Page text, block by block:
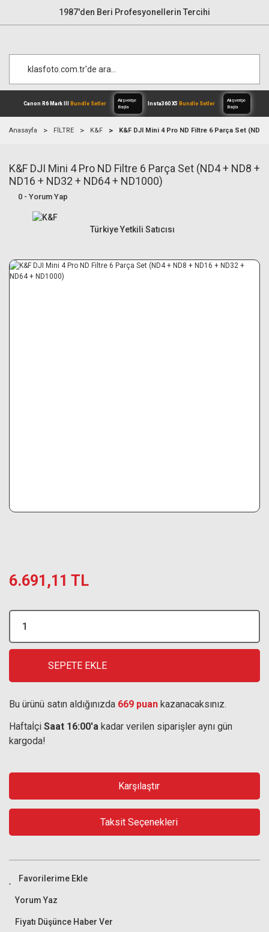
1987'den Beri Profesyonellerin Tercihi
Canon R6 Mark IIIBundle Setler
Alışverişe
Anasayfa FİLTRE K&F K&F DJI Mini 4 Pro ND Filtre 6 Parça Set (ND4
K&F DJI Mini 4 Pro ND Filtre 6 Parça Set (ND4 + ND8 +
ND16 + ND32 + ND64 + ND1000)
0 - Yorum Yap
Türkiye Yetkili Satıcısı
6.691,11 TL
SEPETE EKLE
Bu ürünü satın aldığınızda 669 puan kazanacaksınız.
Haftaİçi Saat 16:00'a kadar verilen siparişler aynı gün
kargoda!
Karşılaştır
Taksit Seçenekleri
Yorum Yaz
Fiyatı Düşünce Haber Ver